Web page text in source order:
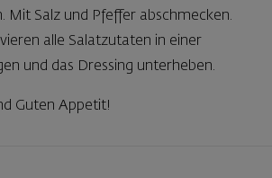
Mit Salz und Pfeffer abschmecken.
alle Salatzutaten in einer
und das Dressing unterheben.
Guten Appetit!